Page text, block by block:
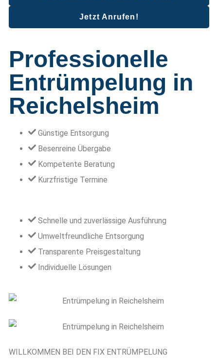
Jetzt Anrufen!
Professionelle
Entrümpelung in
Reichelsheim
Günstige Entsorgung
Besenreine Übergabe
Kompetente Beratung
Kurzfristige Termine
Schnelle und zuverlässige Ausführung
Umweltfreundliche Entsorgung
Transparente Preisgestaltung
Individuelle Lösungen
WILLKOMMEN BEI DEN FIX ENTRÜMPELUNG